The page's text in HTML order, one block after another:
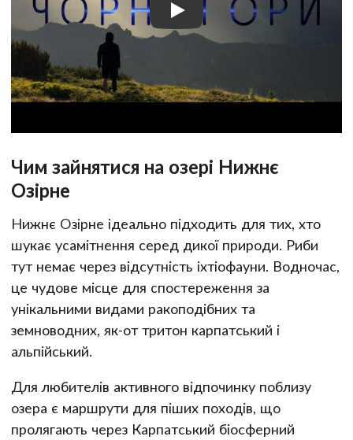
Чим зайнятися на озері Нижнє
Озірне
Нижнє Озірне ідеально підходить для тих, хто
шукає усамітнення серед дикої природи. Риби
тут немає через відсутність іхтіофауни. Водночас,
це чудове місце для спостереження за
унікальними видами ракоподібних та
земноводних, як-от тритон карпатський і
альпійський.
Для любителів активного відпочинку поблизу
озера є маршрути для піших походів, що
пролягають через Карпатський біосферний